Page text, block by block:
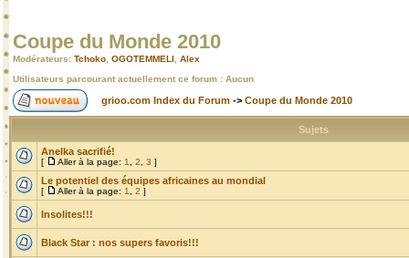
Coupe du Monde 2010
Modérateurs: Tchoko OGOTEMMELI Alex
Utilisateurs parcourant actuellement ce forum : Aucun
grioo.com Index du Forum -> Coupe du Monde 2010
Sujets
Anelka sacrifié!
[ Aller à la page: 1 2 3 ]
Le potentiel des équipes africaines au mondial
[ Aller à la page: 1 2 ]
Insolites!!!
Black Star : nos supers favoris!!!